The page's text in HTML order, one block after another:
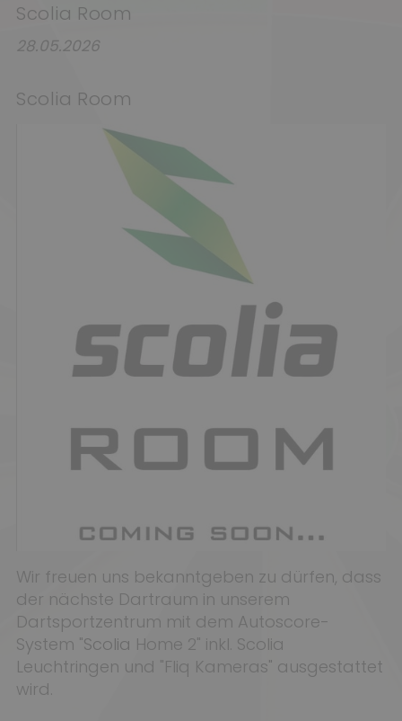
Scolia Room
28.05.2026
Scolia Room
Wir freuen uns bekanntgeben zu dürfen, dass
der nächste Dartraum in unserem
Dartsportzentrum mit dem Autoscore-
System "Scolia Home 2" inkl. Scolia
Leuchtringen und "Fliq Kameras" ausgestattet
wird.